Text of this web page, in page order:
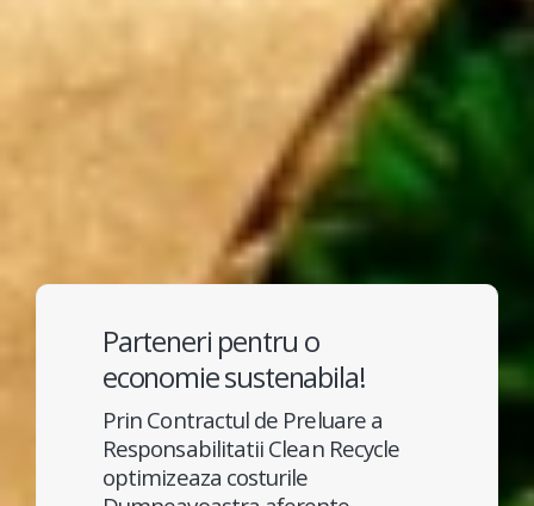
Parteneri pentru o
economie sustenabila!
Prin Contractul de Preluare a
Responsabilitatii Clean Recycle
optimizeaza costurile